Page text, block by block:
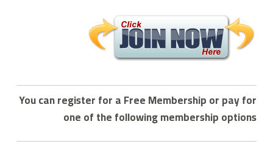
You can register for a Free Membership or pay for
one of the following membership options